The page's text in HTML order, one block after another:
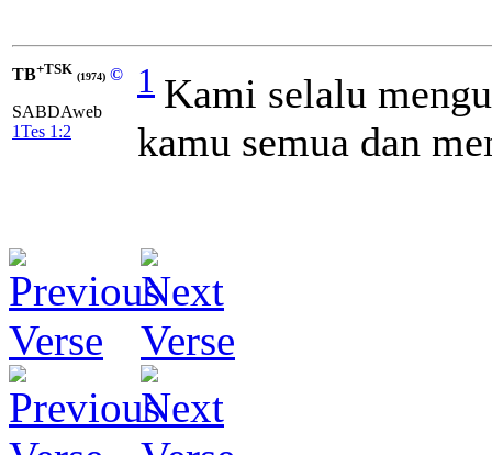
TB+TSK (1974) ©
SABDAweb
1Tes 1:2
1 Kami selalu
kamu semua dan